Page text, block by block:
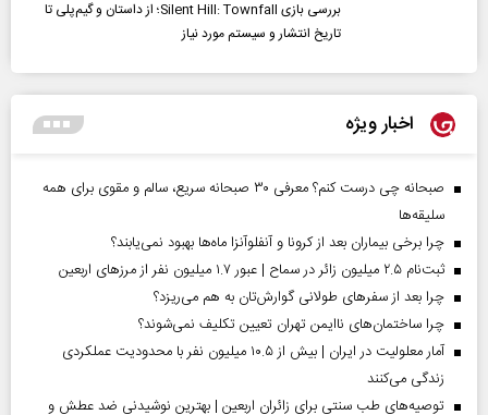
بررسی بازی Silent Hill: Townfall؛ از داستان و گیم‌پلی تا
تاریخ انتشار و سیستم مورد نیاز
اخبار ویژه
صبحانه چی درست کنم؟ معرفی ۳۰ صبحانه سریع، سالم و مقوی برای همه
سلیقه‌ها
چرا برخی بیماران بعد از کرونا و آنفلوآنزا ماه‌ها بهبود نمی‌یابند؟
ثبت‌نام ۲.۵ میلیون زائر در سماح | عبور ۱.۷ میلیون نفر از مرز‌های اربعین
چرا بعد از سفرهای طولانی گوارش‌تان به هم می‌ریزد؟
چرا ساختمان‌های ناایمن تهران تعیین تکلیف نمی‌شوند؟
آمار معلولیت در ایران | بیش از ۱۰.۵ میلیون نفر با محدودیت عملکردی
زندگی می‌کنند
توصیه‌های طب سنتی برای زائران اربعین | بهترین نوشیدنی ضد عطش و